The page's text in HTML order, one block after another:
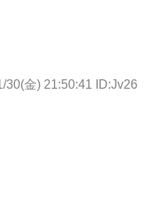
30(金) 21:50:41 ID:Jv26